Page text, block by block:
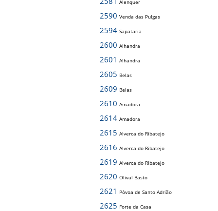
Alenquer
2590 Venda das Pulgas
2594 Sapataria
2600 Alhandra
2601 Alhandra
2605 Belas
2609 Belas
2610 Amadora
2614 Amadora
2615 Alverca do Ribatejo
2616 Alverca do Ribatejo
2619 Alverca do Ribatejo
2620 Olival Basto
2621 Póvoa de Santo Adrião
2625 Forte da Casa